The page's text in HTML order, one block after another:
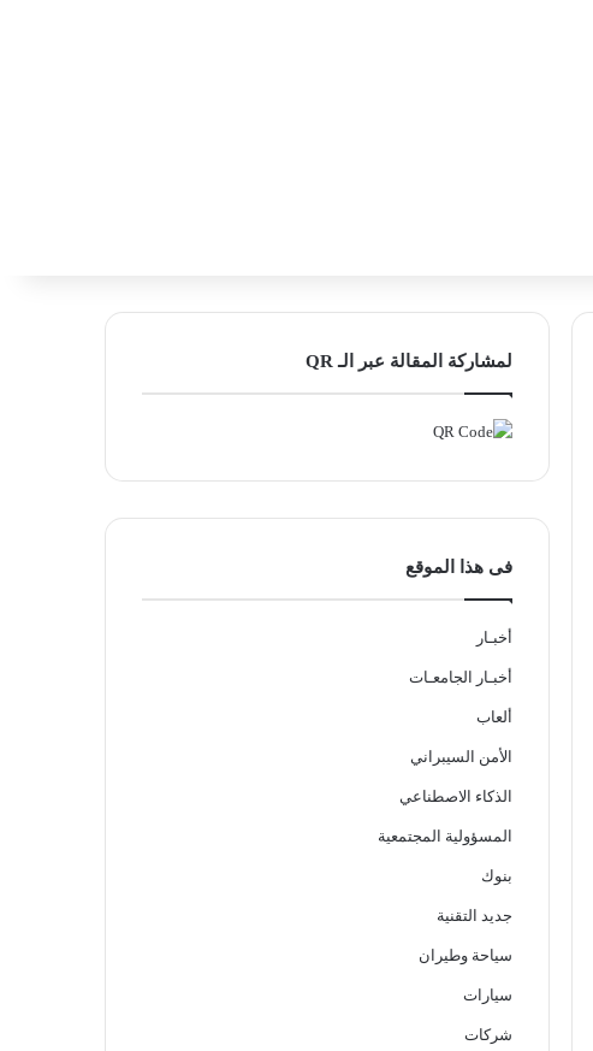
لمشاركة المقالة عبر الـ QR
فى هذا الموقع
أخبـار
أخبـار الجامعـات
ألعاب
الأمن السيبراني
الذكاء الاصطناعي
المسؤولية المجتمعية
بنوك
جديد التقنية
سياحة وطيران
سيارات
شركات